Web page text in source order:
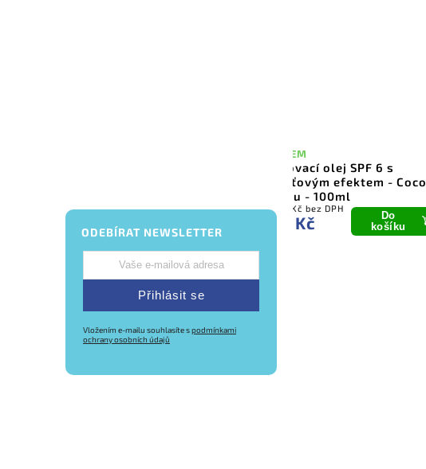
ODEBÍRAT NEWSLETTER
Přihlásit se
Vložením e-mailu souhlasíte spodmínkami
ochrany osobních údajů
265,29 Kč bez DPH
321 Kč
Opalovací olej SPF 6 s
perleťovým efektem - Coco
Malibu - 100ml
SKLADEM
371,07 Kč bez DPH
449 Kč
Do
košíku